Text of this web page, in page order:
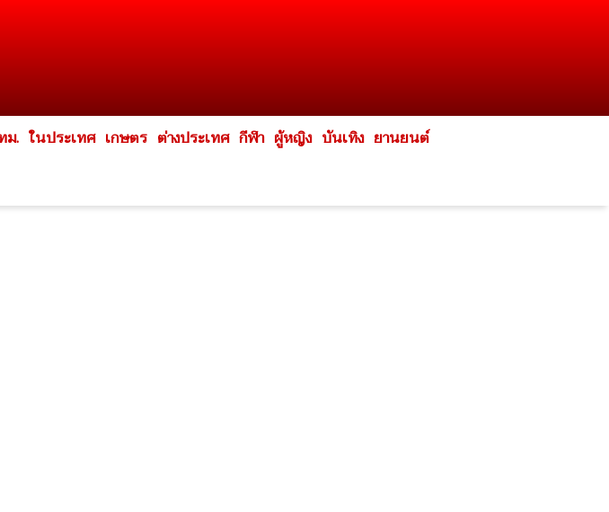
ม. ในประเทศ เกษตร ต่างประเทศ กีฬา ผู้หญิง บันเทิง ยานยนต์